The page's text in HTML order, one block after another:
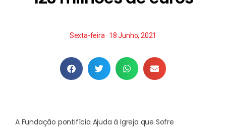
Sexta-feira · 18 Junho, 2021
A Fundação pontifícia Ajuda à Igreja que Sofre